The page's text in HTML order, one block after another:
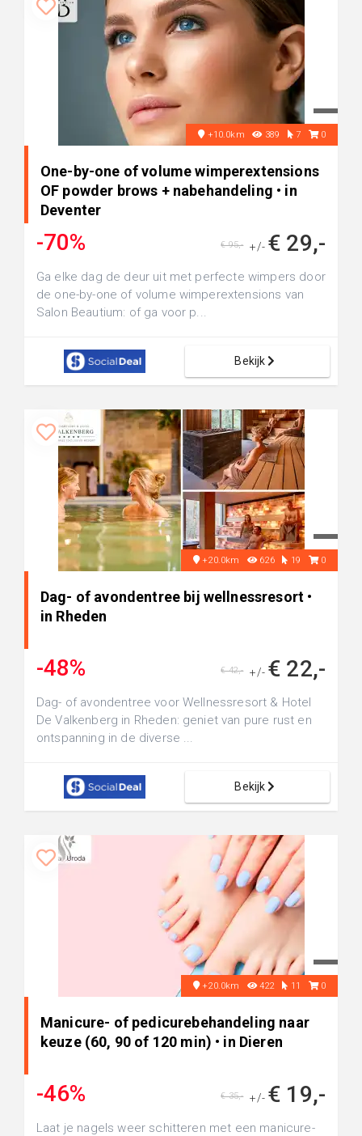
+10.0km 389 7 0
One-by-one of volume wimperextensions
OF powder brows + nabehandeling • in
Deventer
-70% +/- € 29,-
€ 95,-
Ga elke dag de deur uit met perfecte wimpers door
de one-by-one of volume wimperextensions van
Salon Beautium: of ga voor p...
Bekijk
+20.0km 626 19 0
Dag- of avondentree bij wellnessresort •
in Rheden
-48% +/- € 22,-
€ 42,-
Dag- of avondentree voor Wellnessresort & Hotel
De Valkenberg in Rheden: geniet van pure rust en
ontspanning in de diverse ...
Bekijk
+20.0km 422 11 0
Manicure- of pedicurebehandeling naar
keuze (60, 90 of 120 min) • in Dieren
-46% +/- € 19,-
€ 35,-
Laat je nagels weer schitteren met een manicure-